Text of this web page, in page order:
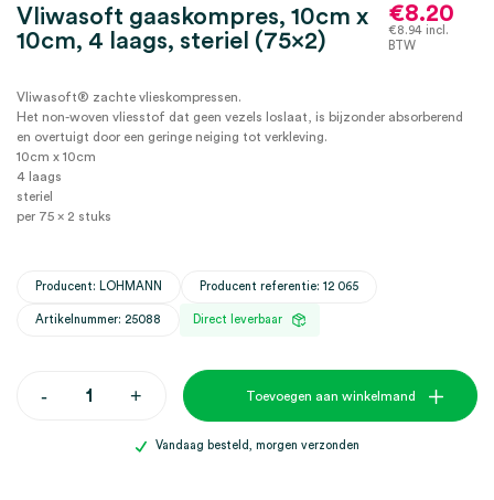
Vliwasoft gaaskompres, 10cm x
10cm, 4 laags, steriel (75×2)
€8.20
€8.94 incl.
BTW
Vliwasoft® zachte vlieskompressen.
Het non-woven vliesstof dat geen vezels loslaat, is bijzonder absorberend
en overtuigt door een geringe neiging tot verkleving.
10cm x 10cm
4 laags
steriel
per 75 x 2 stuks
Producent: LOHMANN Producent referentie: 12 065
Artikelnummer: 25088 Direct leverbaar
-Vliwasoft
+ Toevoegen aan winkelmand
Vandaag besteld, morgen verzonden